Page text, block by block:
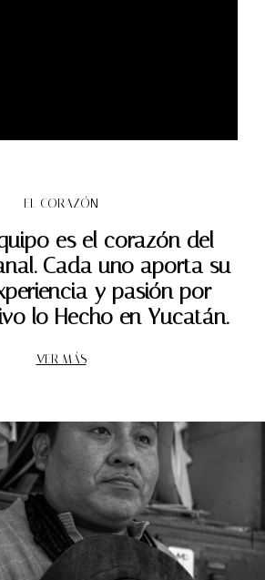
EL CORAZÓN
es el corazón del
Cada uno aporta su
y pasión por
lo Hecho en Yucatán.
VER MÁS